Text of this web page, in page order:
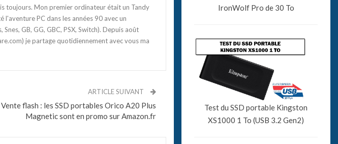
toujours. Mon premier ordinateur était un Tandy
l'aventure PC dans les années 90 avec un
GB, GG, GBC, PSX, Switch). Depuis août
je partage quotidiennement avec vous ma
ARTICLE SUIVANT
Vente flash : les SSD portables Orico A20 Plus
Magnetic sont en promo sur Amazon.fr
IronWolf Pro de 30 To
Test du SSD portable Kingston
XS1000 1 To (USB 3.2 Gen2)